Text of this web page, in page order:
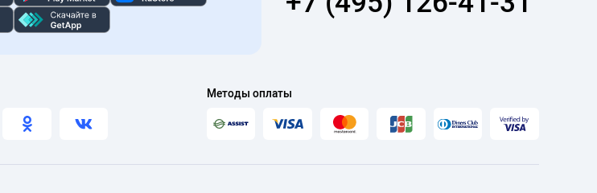
Методы оплаты